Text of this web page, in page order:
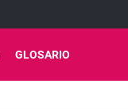
GLOSARIO